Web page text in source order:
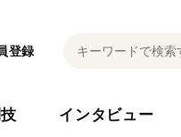
登録
インタビュー